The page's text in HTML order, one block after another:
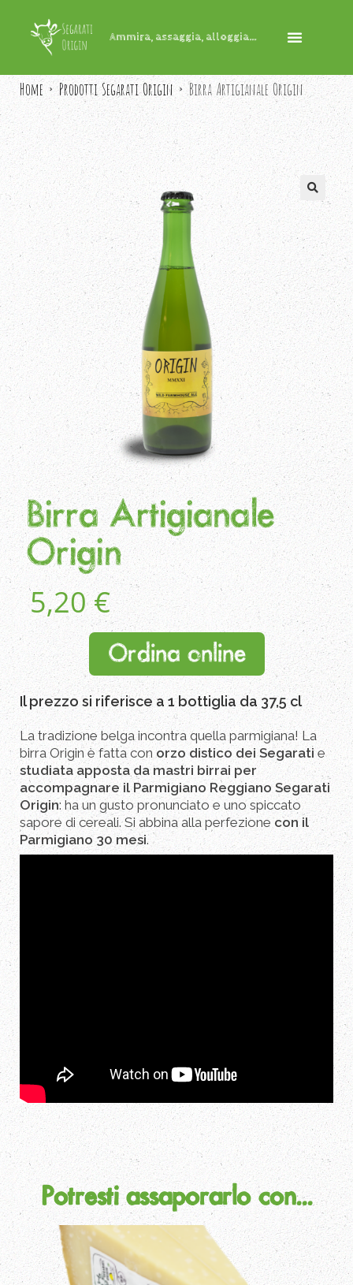
Ammira, assaggia, alloggia...
Home Prodotti Segarati Origin Birra Artigianale Origin
Birra Artigianale
Origin
5,20€
Ordina online
Il prezzo si riferisce a 1 bottiglia da 37,5 cl
La tradizione belga incontra quella parmigiana! La
birra Origin è fatta con orzo distico dei Segaratie
studiata apposta da mastri birrai per
accompagnare il Parmigiano Reggiano Segarati
Origin: ha un gusto pronunciato e uno spiccato
sapore di cereali. Si abbina alla perfezionecon il
Parmigiano 30 mesi.
Potresti assaporarlo con...